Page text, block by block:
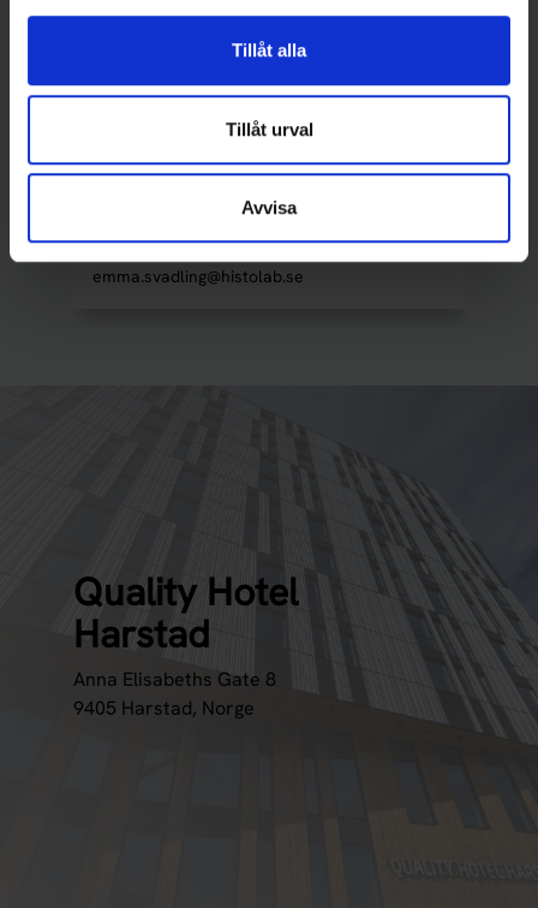
Tillåt alla
Tillåt urval
Avvisa
+47 901 46 084
ann.cathrin.lithell@histolab.no
KAM – Histologi, Södra Sverige
+46 (0) 31-709 30 31
emma.svadling@histolab.se
Quality Hotel
Harstad
Anna Elisabeths Gate 8
9405 Harstad, Norge